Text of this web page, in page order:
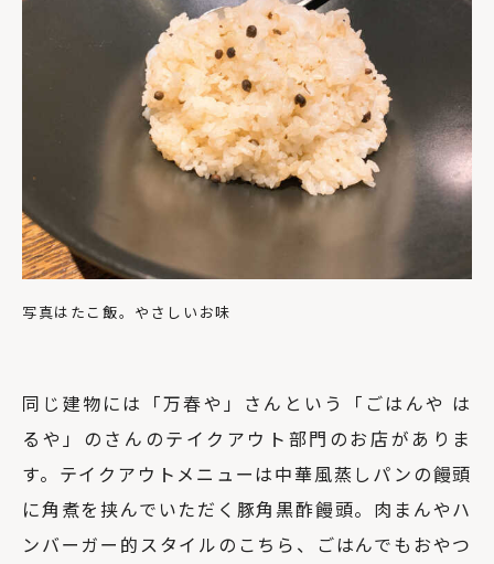
写真はたこ飯。やさしいお味
同じ建物には「万春や」さんという「ごはんや は
るや」のさんのテイクアウト部門のお店がありま
す。テイクアウトメニューは中華風蒸しパンの饅頭
に角煮を挟んでいただく豚角黒酢饅頭。肉まんやハ
ンバーガー的スタイルのこちら、ごはんでもおやつ